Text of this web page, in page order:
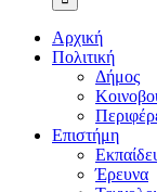
Αρχική
Πολιτική
Δήμος
Επιστήμη
Έρευνα